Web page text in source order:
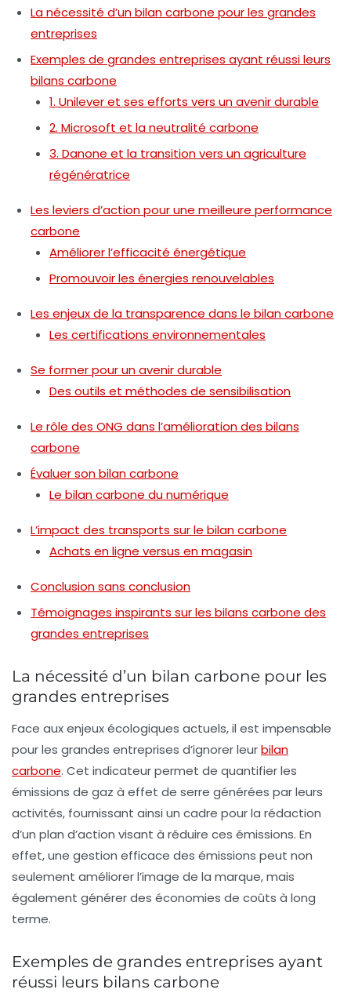
La nécessité d’un bilan carbone pour les grandes
entreprises
Exemples de grandes entreprises ayant réussi leurs
bilans carbone
1. Unilever et ses efforts vers un avenir durable
2. Microsoft et la neutralité carbone
3. Danone et la transition vers un agriculture
régénératrice
Les leviers d’action pour une meilleure performance
carbone
Améliorer l’efficacité énergétique
Promouvoir les énergies renouvelables
Les enjeux de la transparence dans le bilan carbone
Les certifications environnementales
Se former pour un avenir durable
Des outils et méthodes de sensibilisation
Le rôle des ONG dans l’amélioration des bilans
carbone
Évaluer son bilan carbone
Le bilan carbone du numérique
L’impact des transports sur le bilan carbone
Achats en ligne versus en magasin
Conclusion sans conclusion
Témoignages inspirants sur les bilans carbone des
grandes entreprises
La nécessité d’un bilan carbone pour les
grandes entreprises
Face aux enjeux écologiques actuels, il est impensable
pour les grandes entreprises d’ignorer leurbilan
carbone. Cet indicateur permet de quantifier les
émissions de gaz à effet de serre générées par leurs
activités, fournissant ainsi un cadre pour la rédaction
d’un plan d’action visant à réduire ces émissions. En
effet, une gestion efficace des émissions peut non
seulement améliorer l’image de la marque, mais
également générer des économies de coûts à long
terme.
Exemples de grandes entreprises ayant
réussi leurs bilans carbone